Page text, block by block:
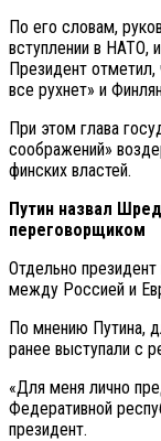
По его словам,
вступлении в НАТО,
Президент отметил,
все рухнет» и
При этом глава
соображений»
финских властей.
Путин назвал
переговорщиком
Отдельно
между Россией и
По мнению Путина,
ранее выступали с
«Для меня лично
Федеративной
президент.